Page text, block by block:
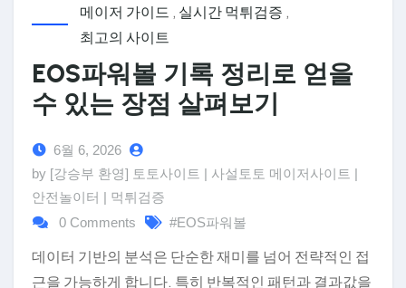
메이저 가이드 , 실시간 먹튀검증 ,
최고의 사이트
EOS파워볼 기록 정리로 얻을
수 있는 장점 살펴보기
6월 6, 2026
by [강승부 환영] 토토사이트 | 사설토토 메이저사이트 |
안전놀이터 | 먹튀검증
0 Comments
#EOS파워볼
데이터 기반의 분석은 단순한 재미를 넘어 전략적인 접
근을 가능하게 합니다. 특히 반복적인 패턴과 결과값을